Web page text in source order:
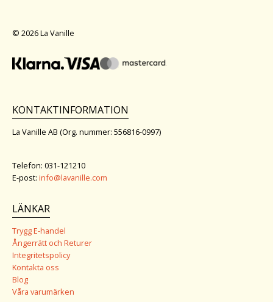
© 2026 La Vanille
KONTAKTINFORMATION
La Vanille AB (Org. nummer: 556816-0997)
Telefon: 031-121210
E-post: info@lavanille.com
LÄNKAR
Trygg E-handel
Ångerrätt och Returer
Integritetspolicy
Kontakta oss
Blog
Våra varumärken